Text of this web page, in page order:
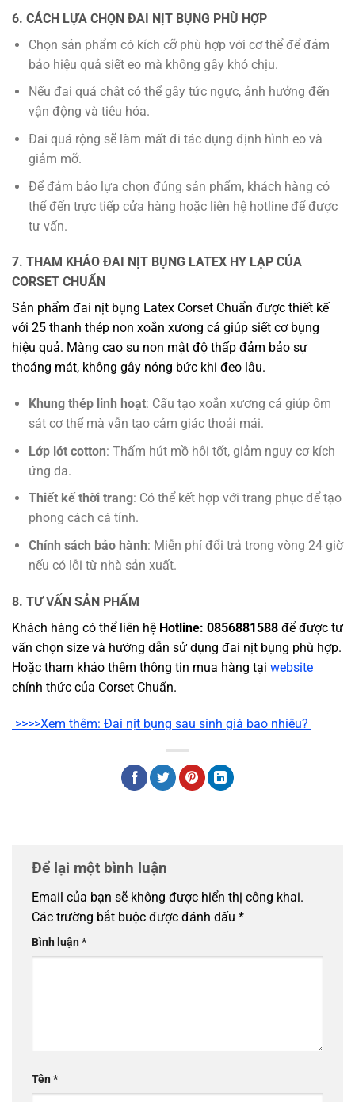
6. CÁCH LỰA CHỌN ĐAI NỊT BỤNG PHÙ HỢP
Chọn sản phẩm có kích cỡ phù hợp với cơ thể để đảm
bảo hiệu quả siết eo mà không gây khó chịu.
Nếu đai quá chật có thể gây tức ngực, ảnh hưởng đến
vận động và tiêu hóa.
Đai quá rộng sẽ làm mất đi tác dụng định hình eo và
giảm mỡ.
Để đảm bảo lựa chọn đúng sản phẩm, khách hàng có
thể đến trực tiếp cửa hàng hoặc liên hệ hotline để được
tư vấn.
7. THAM KHẢO ĐAI NỊT BỤNG LATEX HY LẠP CỦA
CORSET CHUẨN
Sản phẩm đai nịt bụng Latex Corset Chuẩn được thiết kế
với 25 thanh thép non xoắn xương cá giúp siết cơ bụng
hiệu quả. Màng cao su non mật độ thấp đảm bảo sự
thoáng mát, không gây nóng bức khi đeo lâu.
Khung thép linh hoạt: Cấu tạo xoắn xương cá giúp ôm
sát cơ thể mà vẫn tạo cảm giác thoải mái.
Lớp lót cotton: Thấm hút mồ hôi tốt, giảm nguy cơ kích
ứng da.
Thiết kế thời trang: Có thể kết hợp với trang phục để tạo
phong cách cá tính.
Chính sách bảo hành: Miễn phí đổi trả trong vòng 24 giờ
nếu có lỗi từ nhà sản xuất.
8. TƯ VẤN SẢN PHẨM
Khách hàng có thể liên hệ Hotline: 0856881588 để được tư
vấn chọn size và hướng dẫn sử dụng đai nịt bụng phù hợp.
Hoặc tham khảo thêm thông tin mua hàng tại website
chính thức của Corset Chuẩn.
>>>>Xem thêm: Đai nịt bụng sau sinh giá bao nhiêu?
Để lại một bình luận
Email của bạn sẽ không được hiển thị công khai.
Các trường bắt buộc được đánh dấu *
Bình luận*
Tên*